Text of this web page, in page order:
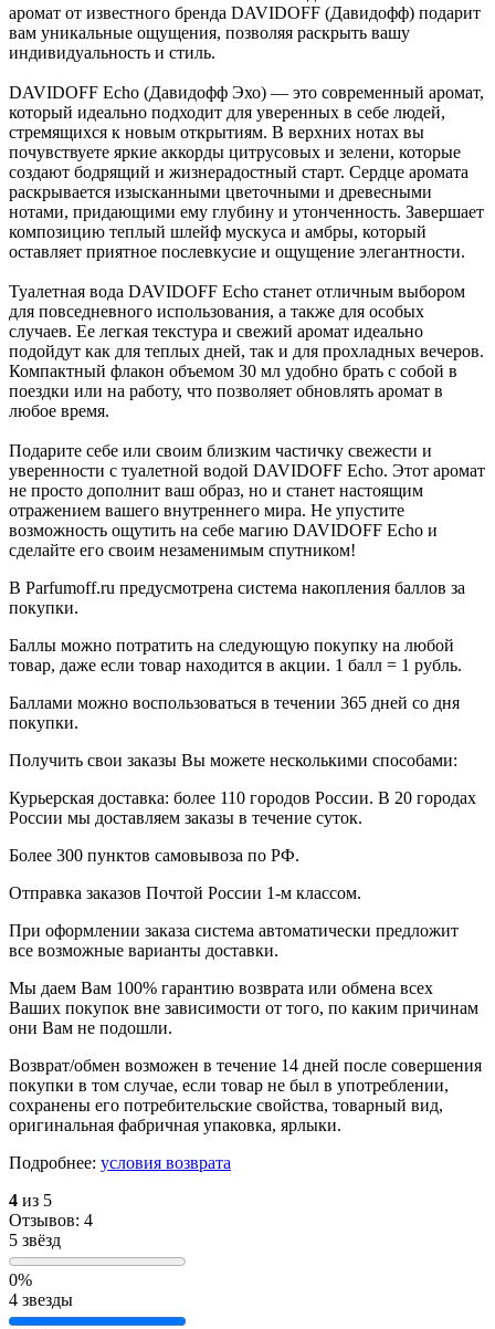
аромат от известного бренда DAVIDOFF (Давидофф) подарит
вам уникальные ощущения, позволяя раскрыть вашу
индивидуальность и стиль.
DAVIDOFF Echo (Давидофф Эхо) — это современный аромат,
который идеально подходит для уверенных в себе людей,
стремящихся к новым открытиям. В верхних нотах вы
почувствуете яркие аккорды цитрусовых и зелени, которые
создают бодрящий и жизнерадостный старт. Сердце аромата
раскрывается изысканными цветочными и древесными
нотами, придающими ему глубину и утонченность. Завершает
композицию теплый шлейф мускуса и амбры, который
оставляет приятное послевкусие и ощущение элегантности.
Туалетная вода DAVIDOFF Echo станет отличным выбором
для повседневного использования, а также для особых
случаев. Ее легкая текстура и свежий аромат идеально
подойдут как для теплых дней, так и для прохладных вечеров.
Компактный флакон объемом 30 мл удобно брать с собой в
поездки или на работу, что позволяет обновлять аромат в
любое время.
Подарите себе или своим близким частичку свежести и
уверенности с туалетной водой DAVIDOFF Echo. Этот аромат
не просто дополнит ваш образ, но и станет настоящим
отражением вашего внутреннего мира. Не упустите
возможность ощутить на себе магию DAVIDOFF Echo и
сделайте его своим незаменимым спутником!
В Parfumoff.ru предусмотрена система накопления баллов за
покупки.
Баллы можно потратить на следующую покупку на любой
товар, даже если товар находится в акции. 1 балл = 1 рубль.
Баллами можно воспользоваться в течении 365 дней со дня
покупки.
Получить свои заказы Вы можете несколькими способами:
Курьерская доставка: более 110 городов России. В 20 городах
России мы доставляем заказы в течение суток.
Более 300 пунктов самовывоза по РФ.
Отправка заказов Почтой России 1-м классом.
При оформлении заказа система автоматически предложит
все возможные варианты доставки.
Мы даем Вам 100% гарантию возврата или обмена всех
Ваших покупок вне зависимости от того, по каким причинам
они Вам не подошли.
Возврат/обмен возможен в течение 14 дней после совершения
покупки в том случае, если товар не был в употреблении,
сохранены его потребительские свойства, товарный вид,
оригинальная фабричная упаковка, ярлыки.
Подробнее: условия возврата
4 из 5
Отзывов: 4
5 звёзд
0%
4 звезды